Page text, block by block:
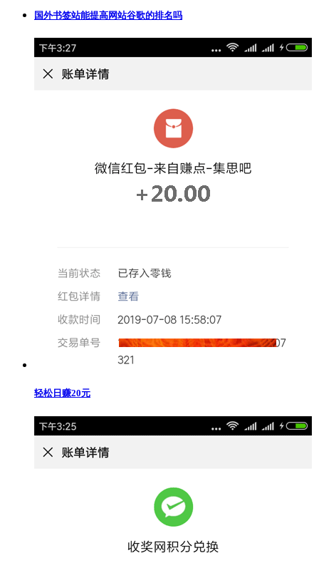
国外书签站能提高网站谷歌的排名吗
轻松日赚20元